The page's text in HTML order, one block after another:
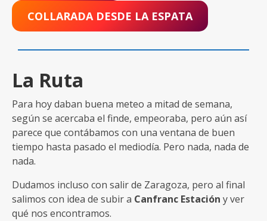
COLLARADA DESDE LA ESPATA
La Ruta
Para hoy daban buena meteo a mitad de semana,
según se acercaba el finde, empeoraba, pero aún así
parece que contábamos con una ventana de buen
tiempo hasta pasado el mediodía. Pero nada, nada de
nada.
Dudamos incluso con salir de Zaragoza, pero al final
salimos con idea de subir a Canfranc Estación y ver
qué nos encontramos.